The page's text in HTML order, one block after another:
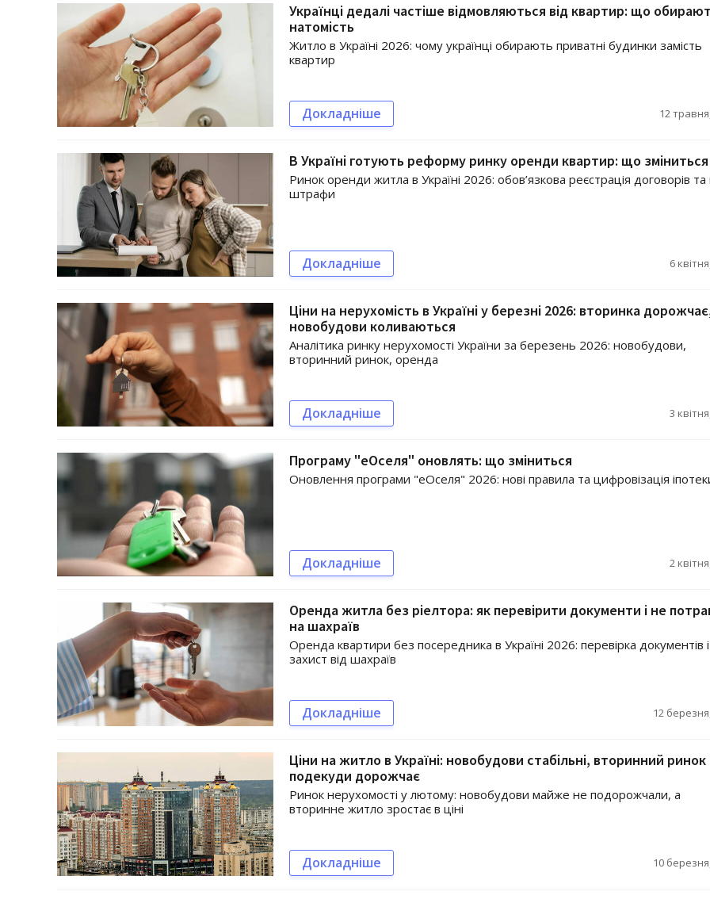
Українці дедалі частіше відмовляються від квартир: що
натомість
Житло в Україні 2026: чому українці обирають приватні будинки замість
квартир
Докладніше 12
В Україні готують реформу ринку оренди квартир: що зміниться
Ринок оренди житла в Україні 2026: обов’язкова реєстрація договорів та
штрафи
Докладніше 6
Ціни на нерухомість в Україні у березні 2026: вторинка
новобудови коливаються
Аналітика ринку нерухомості України за березень 2026: новобудови,
вторинний ринок, оренда
Докладніше 3
Програму "еОселя" оновлять: що зміниться
Оновлення програми "еОселя" 2026: нові правила та цифровізація
Докладніше 2
Оренда житла без ріелтора: як перевірити документи і не
на шахраїв
Оренда квартири без посередника в Україні 2026: перевірка документів і
захист від шахраїв
Докладніше 12
Ціни на житло в Україні: новобудови стабільні, вторинний ринок
подекуди дорожчає
Ринок нерухомості у лютому: новобудови майже не подорожчали, а
вторинне житло зростає в ціні
Докладніше 10